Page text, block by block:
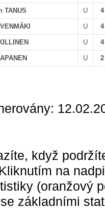
TANUS U 4
U 4
U 4
U 2
když
na
(oranžový
základními